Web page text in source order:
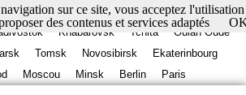
Khabarovsk Tchita
Oulan Oudé
Tomsk Novosibirsk
Ekaterinbourg
Moscou Minsk Berlin Paris
sur ce site, vous acceptez l'utilisation
des contenus et services adaptés